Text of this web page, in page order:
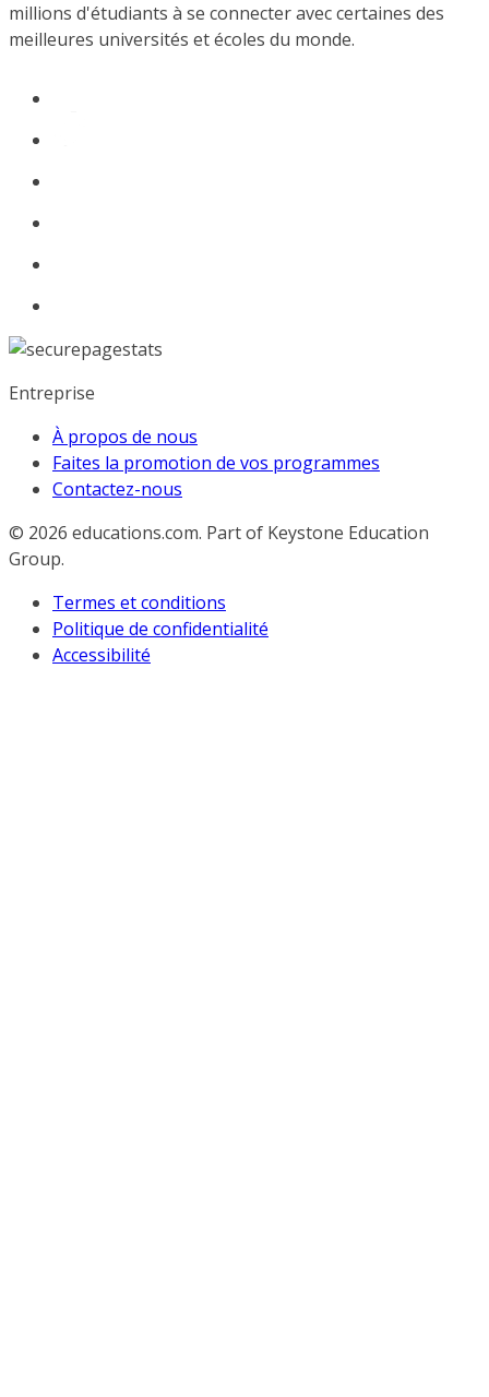
millions d'étudiants à se connecter avec certaines des
meilleures universités et écoles du monde.
Entreprise
À propos de nous
Faites la promotion de vos programmes
Contactez-nous
© 2026 educations.com. Part of Keystone Education
Group.
Termes et conditions
Politique de confidentialité
Accessibilité